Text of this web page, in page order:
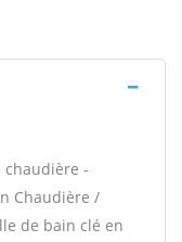
-
Chaudière /
de bain clé en